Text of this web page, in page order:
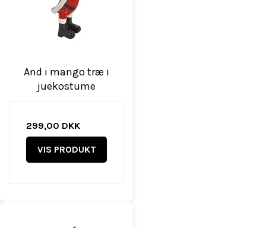
And i mango træ i
juekostume
299,00 DKK
VIS PRODUKT